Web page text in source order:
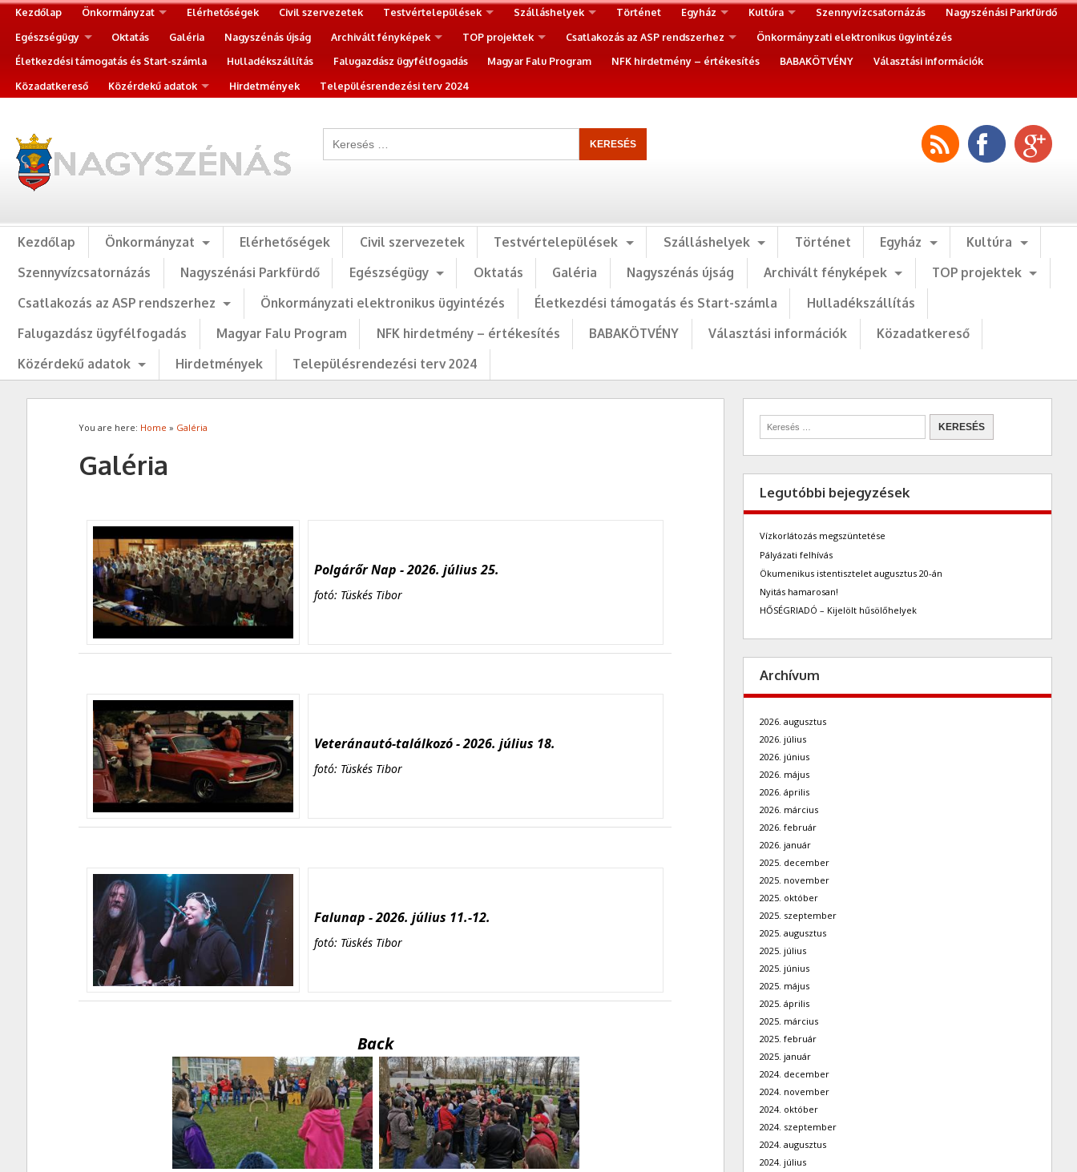
Kezdőlap Önkormányzat Elérhetőségek Civil szervezetek Testvértelepülések Szálláshelyek Történet Egyház Kultúra Szennyvízcsatornázás
Nagyszénási Parkfürdő
Egészségügy
Oktatás Galéria Nagyszénás újság Archivált fényképek TOP projektek Csatlakozás az ASP rendszerhez
Önkormányzati elektronikus ügyintézés
Életkezdési támogatás és Start-számla
Hulladékszállítás Falugazdász ügyfélfogadás Magyar Falu Program NFK hirdetmény – értékesítés BABAKÖTVÉNY
Választási információk
Közadatkereső
Közérdekű adatok Hirdetmények Településrendezési terv 2024
Kezdőlap Önkormányzat Elérhetőségek Civil szervezetek Testvértelepülések Szálláshelyek Történet Egyház
Kultúra
Szennyvízcsatornázás
Nagyszénási Parkfürdő Egészségügy Oktatás Galéria Nagyszénás újság Archivált fényképek
TOP projektek
Csatlakozás az ASP rendszerhez
Önkormányzati elektronikus ügyintézés Életkezdési támogatás és Start-számla
Hulladékszállítás
Falugazdász ügyfélfogadás
Magyar Falu Program NFK hirdetmény – értékesítés BABAKÖTVÉNY Választási információk
Közadatkereső
Közérdekű adatok
Hirdetmények Településrendezési terv 2024
You are here: Home » Galéria
Galéria
Polgárőr Nap - 2026. július 25.
fotó: Tüskés Tibor
Veteránautó-találkozó - 2026. július 18.
fotó: Tüskés Tibor
Falunap - 2026. július 11.-12.
fotó: Tüskés Tibor
Back
Legutóbbi bejegyzések
Vízkorlátozás megszüntetése
Pályázati felhívás
Ökumenikus istentisztelet augusztus 20-án
Nyitás hamarosan!
HŐSÉGRIADÓ – Kijelölt hűsölőhelyek
Archívum
2026. augusztus
2026. július
2026. június
2026. május
2026. április
2026. március
2026. február
2026. január
2025. december
2025. november
2025. október
2025. szeptember
2025. augusztus
2025. július
2025. június
2025. május
2025. április
2025. március
2025. február
2025. január
2024. december
2024. november
2024. október
2024. szeptember
2024. augusztus
2024. július